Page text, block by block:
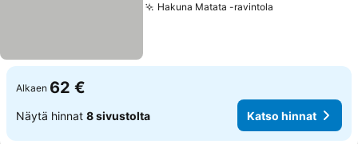
Hakuna Matata -ravintola
Alkaen 62 €
Näytä hinnat 8 sivustolta Katso hinnat